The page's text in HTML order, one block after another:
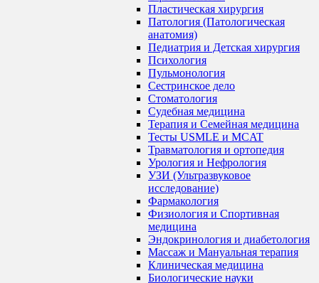
Пластическая хирургия
Патология (Патологическая
анатомия)
Педиатрия и Детская хирургия
Психология
Пульмонология
Сестринское дело
Стоматология
Судебная медицина
Терапия и Семейная медицина
Тесты USMLE и MCAT
Травматология и ортопедия
Урология и Нефрология
УЗИ (Ультразвуковое
исследование)
Фармакология
Физиология и Спортивная
медицина
Эндокринология и диабетология
Массаж и Мануальная терапия
Клиническая медицина
Биологические науки